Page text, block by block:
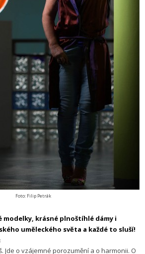
Foto: Filip Petrák
modelky, krásné plnoštíhlé dámy i
uměleckého světa a každé to sluší!
Jde o vzájemné porozumění a o harmonii. O